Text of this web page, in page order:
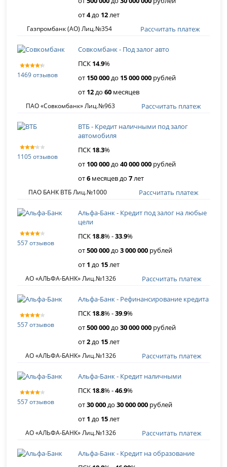
от4до 12лет
Газпромбанк (АО) Лиц.№354 Рассчитать платеж
1469 отзывов
Совкомбанк - Под залог авто
ПСК 14.9%
от 150 000до 15 000 000 рублей
от 12до60 месяцев
ПАО «Совкомбанк» Лиц.№963 Рассчитать платеж
1105 отзывов
ВТБ - Кредит наличными под залог
автомобиля
ПСК 18.3%
от 100 000до40 000 000 рублей
от6 месяцев до7лет
ПАО БАНК ВТБ Лиц.№1000 Рассчитать платеж
557 отзывов
Альфа-Банк - Кредит под залог на любые
цели
ПСК 18.8% -33.9%
от500 000до3 000 000 рублей
от 1 до 15лет
АО «АЛЬФА-БАНК» Лиц.№1326 Рассчитать платеж
557 отзывов
Альфа-Банк - Рефинансирование кредита
ПСК 18.8% -39.9%
от500 000до30 000 000 рублей
от2до 15лет
АО «АЛЬФА-БАНК» Лиц.№1326 Рассчитать платеж
557 отзывов
Альфа-Банк - Кредит наличными
ПСК 18.8% -46.9%
от30 000до30 000 000 рублей
от 1 до 15лет
АО «АЛЬФА-БАНК» Лиц.№1326 Рассчитать платеж
Альфа-Банк - Кредит на образование